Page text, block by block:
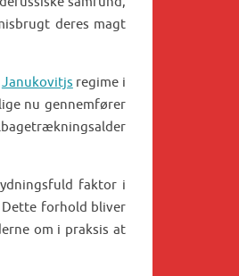
deres magt
Janukovitjs regime i
nu gennemfører
faktor i
Dette forhold bliver
om i praksis at